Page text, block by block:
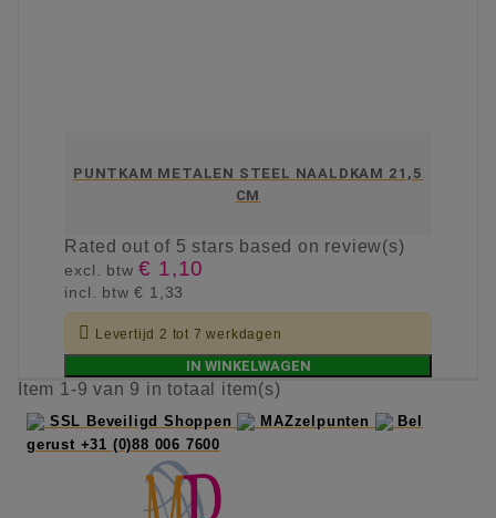
PUNTKAM METALEN STEEL NAALDKAM 21,5
CM
Ratedout of 5 stars based on review(s)
excl. btw€ 1,10
incl. btw€ 1,33
 Levertijd 2 tot 7 werkdagen
IN WINKELWAGEN
Item 1-9 van 9 in totaal item(s)
SSL Beveiligd Shoppen MAZzelpunten
Bel
gerust +31 (0)88 006 7600